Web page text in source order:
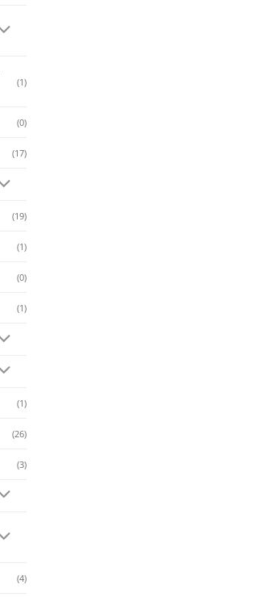
(1)
(0)
(17)
(19)
(1)
(0)
(1)
(1)
(26)
(3)
(4)